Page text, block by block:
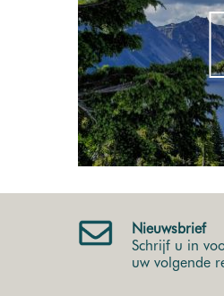
Nieuwsbrief
Schrijf u in
uw volgende